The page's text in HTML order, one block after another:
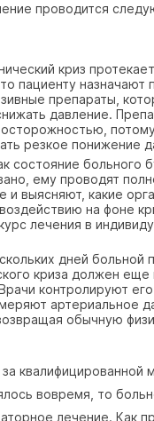
проводится
криз
пациенту назначают
препараты,
давление.
резкое понижение
состояние больного
ему проводят
и выясняют, какие
на фоне
лечения в
дней больной
криза должен еще
контролируют его
артериальное
обычную
квалифицированной
вовремя, то
лечение. Как